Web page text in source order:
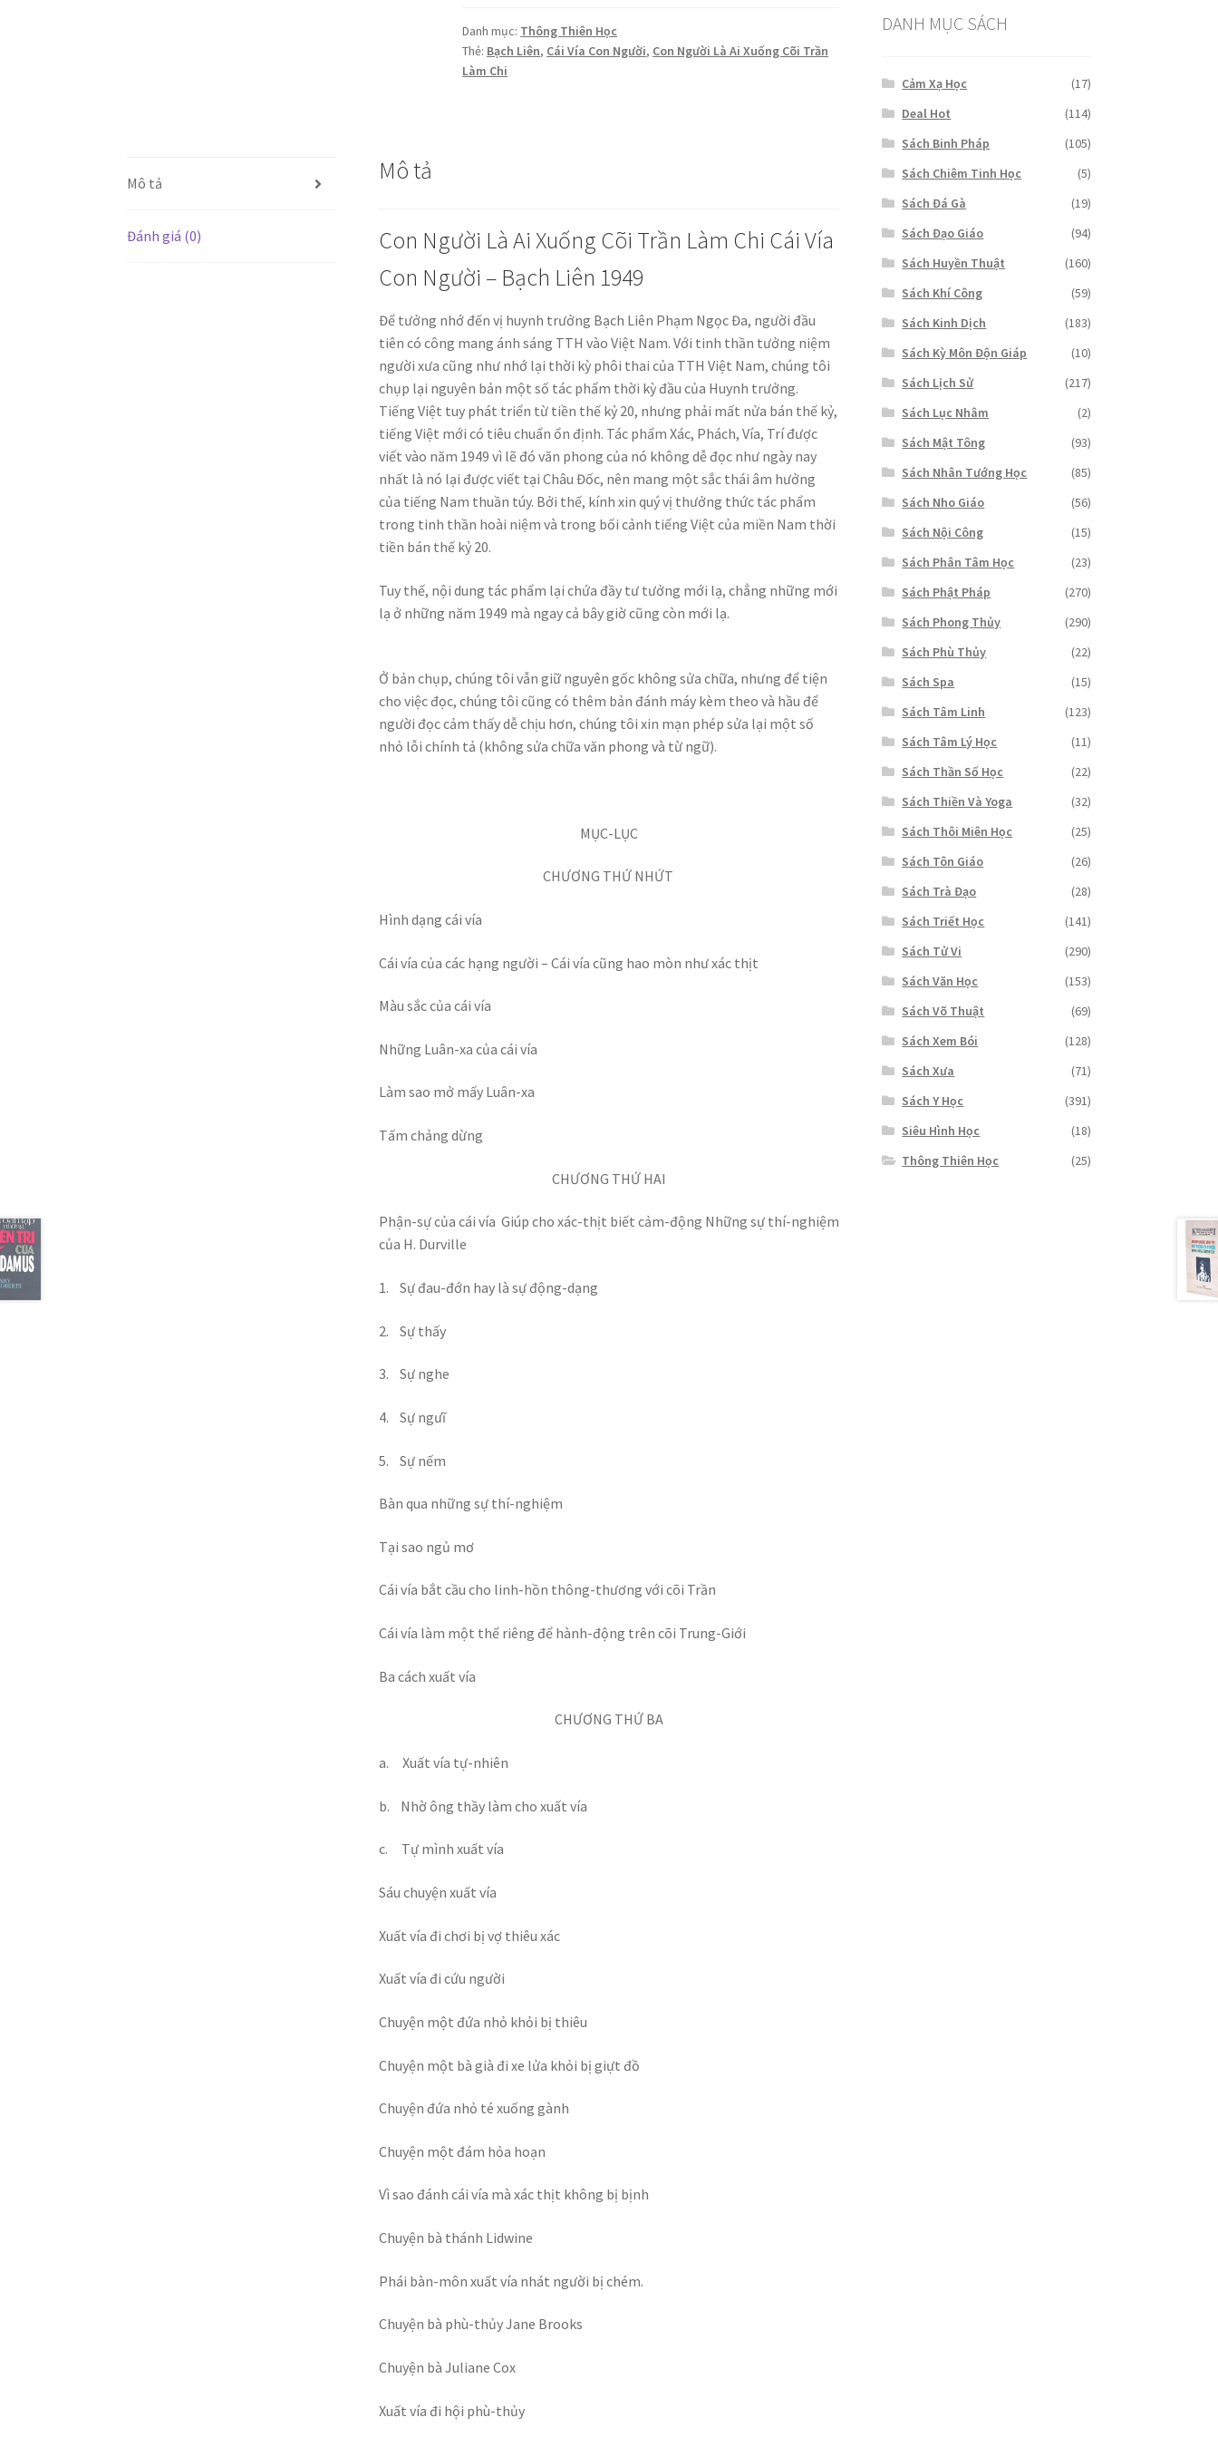
Xuống
Cõi
Trần
-
Bạch
Liên
số
lượng
Danh mục: Thông Thiên Học
Thẻ: Bạch Liên, Cái Vía Con Người, Con Người Là Ai Xuống Cõi Trần
Làm Chi
Mô tả
Đánh giá (0)
Mô tả
Con Người Là Ai Xuống Cõi Trần Làm Chi Cái Vía
Con Người – Bạch Liên 1949
Để tưởng nhớ đến vị huynh trưởng Bạch Liên Phạm Ngọc Đa, người đầu
tiên có công mang ánh sáng TTH vào Việt Nam. Với tinh thần tưởng niệm
người xưa cũng như nhớ lại thời kỳ phôi thai của TTH Việt Nam, chúng tôi
chụp lại nguyên bản một số tác phẩm thời kỳ đầu của Huynh trưởng.
Tiếng Việt tuy phát triển từ tiền thế kỷ 20, nhưng phải mất nửa bán thế kỷ,
tiếng Việt mới có tiêu chuẩn ổn định. Tác phẩm Xác, Phách, Vía, Trí được
viết vào năm 1949 vì lẽ đó văn phong của nó không dễ đọc như ngày nay
nhất là nó lại được viết tại Châu Đốc, nên mang một sắc thái âm hưởng
của tiếng Nam thuần túy. Bởi thế, kính xin quý vị thưởng thức tác phẩm
trong tinh thần hoài niệm và trong bối cảnh tiếng Việt của miền Nam thời
tiền bán thế kỷ 20.
Tuy thế, nội dung tác phẩm lại chứa đầy tư tưởng mới lạ, chẳng những mới
lạ ở những năm 1949 mà ngay cả bây giờ cũng còn mới lạ.
Ở bản chụp, chúng tôi vẫn giữ nguyên gốc không sửa chữa, nhưng để tiện
cho việc đọc, chúng tôi cũng có thêm bản đánh máy kèm theo và hầu để
người đọc cảm thấy dễ chịu hơn, chúng tôi xin mạn phép sửa lại một số
nhỏ lỗi chính tả (không sửa chữa văn phong và từ ngữ).
MỤC-LỤC
CHƯƠNG THỨ NHỨT
Hình dạng cái vía
Cái vía của các hạng người – Cái vía cũng hao mòn như xác thịt
Màu sắc của cái vía
Những Luân-xa của cái vía
Làm sao mở mấy Luân-xa
Tấm chảng dừng
CHƯƠNG THỨ HAI
Phận-sự của cái vía Giúp cho xác-thịt biết cảm-động Những sự thí-nghiệm
của H. Durville
1. Sự đau-đớn hay là sự động-dạng
2. Sự thấy
3. Sự nghe
4. Sự ngưĩ
5. Sự nếm
Bàn qua những sự thí-nghiệm
Tại sao ngủ mơ
Cái vía bắt cầu cho linh-hồn thông-thương với cõi Trần
Cái vía làm một thể riêng để hành-động trên cõi Trung-Giới
Ba cách xuất vía
CHƯƠNG THỨ BA
a. Xuất vía tự-nhiên
b. Nhờ ông thầy làm cho xuất vía
c. Tự mình xuất vía
Sáu chuyện xuất vía
Xuất vía đi chơi bị vợ thiêu xác
Xuất vía đi cứu người
Chuyện một đứa nhỏ khỏi bị thiêu
Chuyện một bà già đi xe lửa khỏi bị giựt đồ
Chuyện đứa nhỏ té xuống gành
Chuyện một đám hỏa hoạn
Vì sao đánh cái vía mà xác thịt không bị bịnh
Chuyện bà thánh Lidwine
Phái bàn-môn xuất vía nhát người bị chém.
Chuyện bà phù-thủy Jane Brooks
Chuyện bà Juliane Cox
Xuất vía đi hội phù-thủy
₫250,000.
DANH MỤC SÁCH
Cảm Xạ Học
(17)
Deal Hot
(114)
Sách Binh Pháp
(105)
Sách Chiêm Tinh Học
(5)
Sách Đá Gà
(19)
Sách Đạo Giáo
(94)
Sách Huyền Thuật
(160)
Sách Khí Công
(59)
Sách Kinh Dịch
(183)
Sách Kỳ Môn Độn Giáp
(10)
Sách Lịch Sử
(217)
Sách Lục Nhâm
(2)
Sách Mật Tông
(93)
Sách Nhân Tướng Học
(85)
Sách Nho Giáo
(56)
Sách Nội Công
(15)
Sách Phân Tâm Học
(23)
Sách Phật Pháp
(270)
Sách Phong Thủy
(290)
Sách Phù Thủy
(22)
Sách Spa
(15)
Sách Tâm Linh
(123)
Sách Tâm Lý Học
(11)
Sách Thần Số Học
(22)
Sách Thiền Và Yoga
(32)
Sách Thôi Miên Học
(25)
Sách Tôn Giáo
(26)
Sách Trà Đạo
(28)
Sách Triết Học
(141)
Sách Tử Vi
(290)
Sách Văn Học
(153)
Sách Võ Thuật
(69)
Sách Xem Bói
(128)
Sách Xưa
(71)
Sách Y Học
(391)
Siêu Hình Học
(18)
Thông Thiên Học
(25)